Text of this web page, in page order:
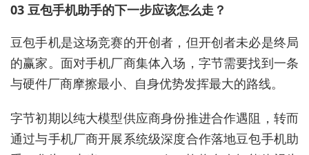
03 豆包手机助手的下一步应该怎么走？
豆包手机是这场竞赛的开创者，但开创者未必是终局
的赢家。面对手机厂商集体入场，字节需要找到一条
与硬件厂商摩擦最小、自身优势发挥最大的路线。
字节初期以纯大模型供应商身份推进合作遇阻，转而
通过与手机厂商开展系统级深度合作落地豆包手机助